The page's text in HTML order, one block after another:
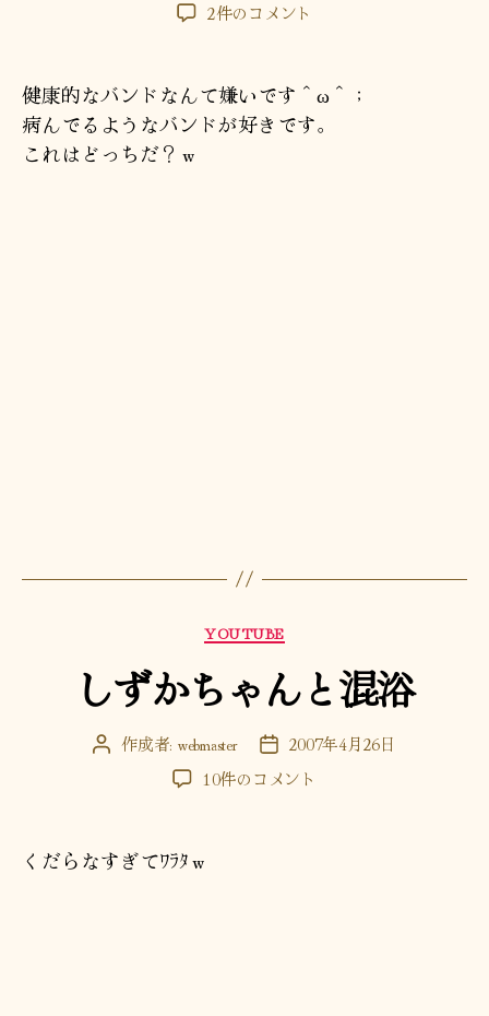
日
OK
の
2件のコメント
健康的なバンドなんて嫌いです＾ω＾；
病んでるようなバンドが好きです。
これはどっちだ？ｗ
カ
テ
ゴ
リ
YOUTUBE
しずかちゃんと混浴
投 作成者: webmaster
投
稿
日
2007年4月26日
し
10件のコメント
くだらなすぎてﾜﾗﾀｗ